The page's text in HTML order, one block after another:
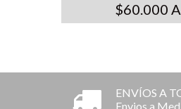
$60.000
ENVÍOS A
Envios a